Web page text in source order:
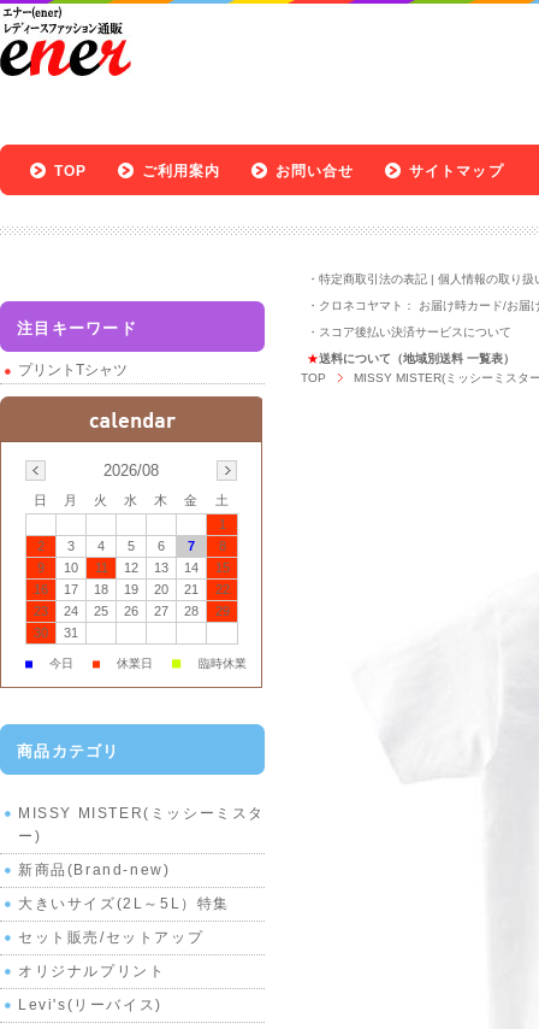
TOP ご利用案内 お問い合せ サイトマップ
・ 特定商取引法の表記 | 個人情報の取り扱
・クロネコヤマト： お届け時カード/お届
・ スコア後払い決済サービスについて
★送料について（地域別送料 一覧表）
TOP
MISSY MISTER(ミッシーミスタ
注目キーワード
プリントTシャツ
2026/08
日 月 火 水 木 金
土
1
2
3 4 5 6 7
8
9
10 11 12 13 14
15
16
17 18 19 20 21
22
23
24 25 26 27 28
29
30
31
■ 今日 ■ 休業日 ■ 臨時休業
商品カテゴリ
MISSY MISTER(ミッシーミスタ
ー)
新商品(Brand-new)
大きいサイズ(2L～5L）特集
セット販売/セットアップ
オリジナルプリント
Levi's(リーバイス)